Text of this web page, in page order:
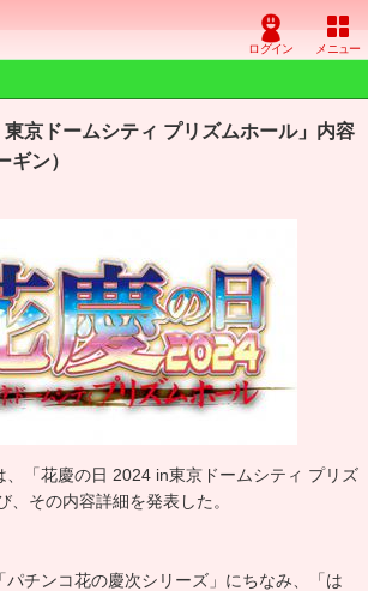
東京ドームシティ プリズムホール」内容
ギン）
、「花慶の日 2024 in東京ドームシティ プリズ
、その内容詳細を発表した。
パチンコ花の慶次シリーズ」にちなみ、「は